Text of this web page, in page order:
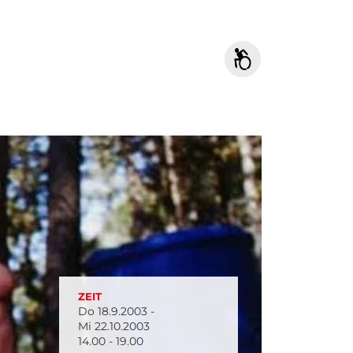
ZEIT
Do 18.9.2003 -
Mi 22.10.2003
14.00 - 19.00